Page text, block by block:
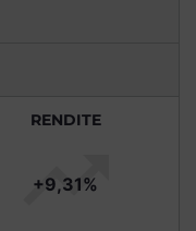
RENDITE
+9,31%